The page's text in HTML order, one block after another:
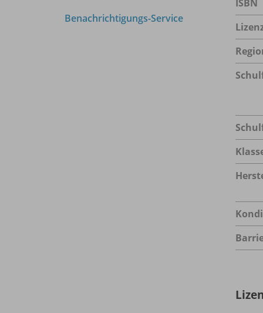
Benachrichtigungs-Service
ISBN